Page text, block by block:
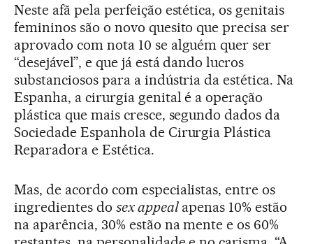
Neste afã pela perfeição estética, os genitais
femininos são o novo quesito que precisa ser
aprovado com nota 10 se alguém quer ser
“desejável”, e que já está dando lucros
substanciosos para a indústria da estética. Na
Espanha, a cirurgia genital é a operação
plástica que mais cresce, segundo dados da
Sociedade Espanhola de Cirurgia Plástica
Reparadora e Estética.
Mas, de acordo com especialistas, entre os
ingredientes do sex appealapenas 10% estão
na aparência, 30% estão na mente e os 60%